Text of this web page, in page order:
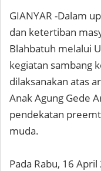
GIANYAR -Dalam
dan ketertiban
Blahbatuh melalui
kegiatan sambang
dilaksanakan atas
Anak Agung Gede
pendekatan
muda.
Pada Rabu, 16